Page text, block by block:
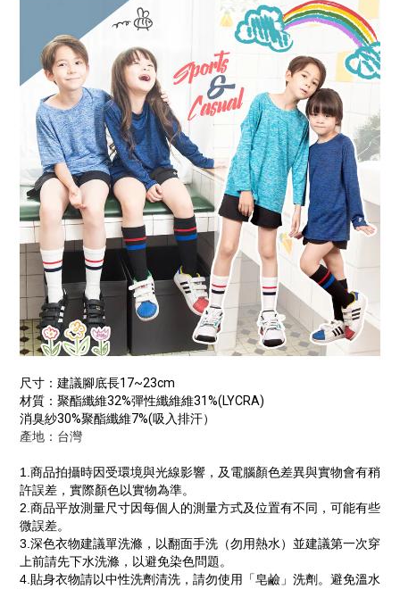
尺寸：建議腳底長17~23cm
材質：聚酯纖維32%彈性纖維維31%(LYCRA)
消臭紗30%聚酯纖維7%(吸入排汗）
產地：台灣
1. 商品拍攝時因受環境與光線影響，及電腦顏色差異與實物會有稍
許誤差，實際顏色以實物為準。
2.商品平放測量尺寸因每個人 的測量方式及位置有不同，可能有些
微誤差。
3. 深色衣物建議單洗滌，以翻面手洗 （勿用熱水） 並建議第一次穿
上前請先下水洗滌，以避免染色問題。
4. 貼身衣物請以中性洗劑清洗，請勿使用 「皂鹼 」 洗劑。 避免溫水